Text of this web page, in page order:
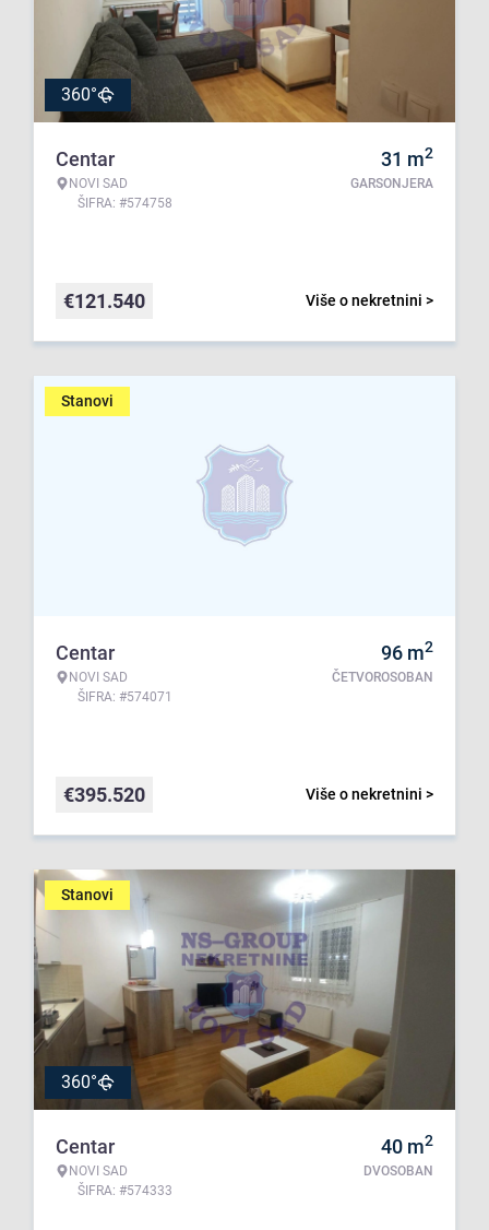
360°
Centar
NOVI SAD
ŠIFRA: #574758
31 m2
GARSONJERA
Više o nekretnini >
€121.540
Stanovi
Centar
NOVI SAD
ŠIFRA: #574071
96 m2
ČETVOROSOBAN
Više o nekretnini >
€395.520
Stanovi
360°
Centar
NOVI SAD
ŠIFRA: #574333
40 m2
DVOSOBAN